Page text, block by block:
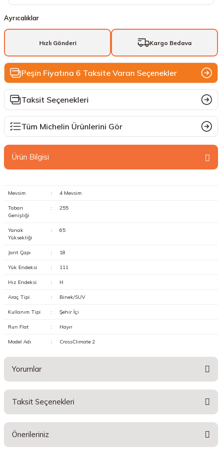
Ayrıcalıklar
Hızlı Gönderi Kargo Bedava
Peşin Fiyatına 6 Taksite Varan Seçenekler
Taksit Seçenekleri
Tüm Michelin Ürünlerini Gör
Ürün Bilgisi
Mevsim : 4 Mevsim
Taban
Genişliği
: 255
Yanak
Yüksekliği
: 65
Jant Çapı : 18
Yük Endeksi : 111
Hız Endeksi : H
Araç Tipi : Binek/SUV
Kullanım Tipi : Şehir İçi
Run Flat : Hayır
Model Adı : CrossClimate 2
Yorumlar
Taksit Seçenekleri
Önerileriniz